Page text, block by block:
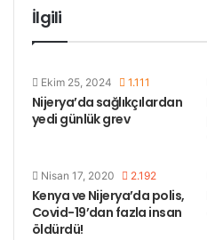
çekilmek isteniyor.
Sendikası hükümeti
özelleştirilip dışarıdan
halinde eyalet çapında
Eyalet hükümeti, tıp sağlığı
hizmetlerinde, güvenlikten
taşeron firmalarla çalışmak
İlgili
Ekim 25, 2024 1.111
Nijerya’da sağlıkçılardan
yedi günlük grev
Nisan 17, 2020 2.192
Kenya ve Nijerya’da polis,
Covid-19’dan fazla insan
öldürdü!